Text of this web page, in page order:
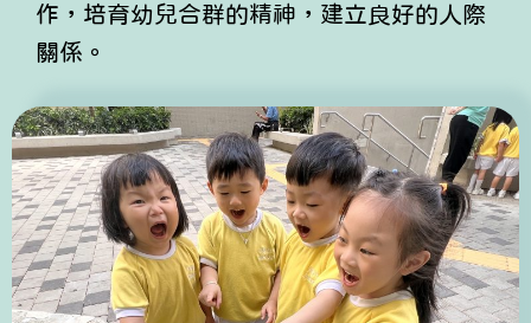
作，培育幼兒合群的精神，建立良好的人際
關係。